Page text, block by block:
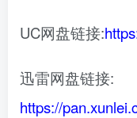
UC网盘链接:
迅雷网盘链接:
https://